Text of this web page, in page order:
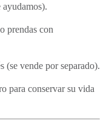
ayudamos).
prendas con
(se vende por separado).
para conservar su vida